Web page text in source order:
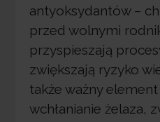
antyoksydantów –
przed wolnymi
przyspieszają
zwiększają ryzyko
także ważny
wchłanianie żelaza,